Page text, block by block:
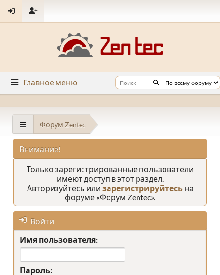
Главное меню
Форум Zentec
Внимание!
Только зарегистрированные пользователи
имеют доступ в этот раздел.
Авторизуйтесь или зарегистрируйтесьна
форуме «Форум Zentec».
Войти
Имя пользователя:
Пароль: